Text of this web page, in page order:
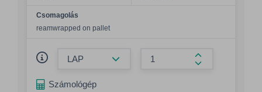
Csomagolás
reamwrapped on pallet
Összeg
Számológép